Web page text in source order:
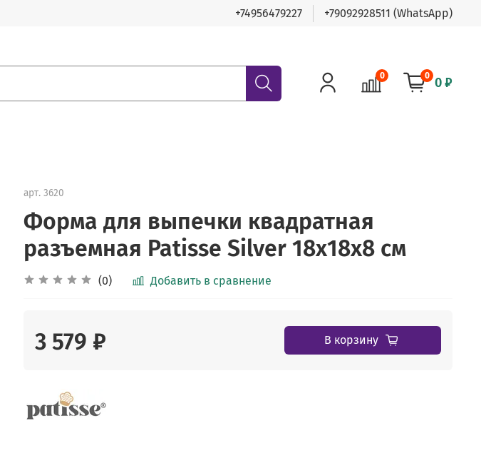
+74956479227 +79092928511 (WhatsApp)
0 0 0 ₽
арт. 3620
Форма для выпечки квадратная
разъемная Patisse Silver 18х18х8 см
(0) Добавить в сравнение
3 579 ₽ В корзину